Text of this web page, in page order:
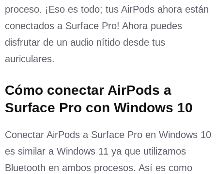
proceso. ¡Eso es todo; tus AirPods ahora están
conectados a Surface Pro! Ahora puedes
disfrutar de un audio nítido desde tus
auriculares.
Cómo conectar AirPods a
Surface Pro con Windows 10
Conectar AirPods a Surface Pro en Windows 10
es similar a Windows 11 ya que utilizamos
Bluetooth en ambos procesos. Así es como